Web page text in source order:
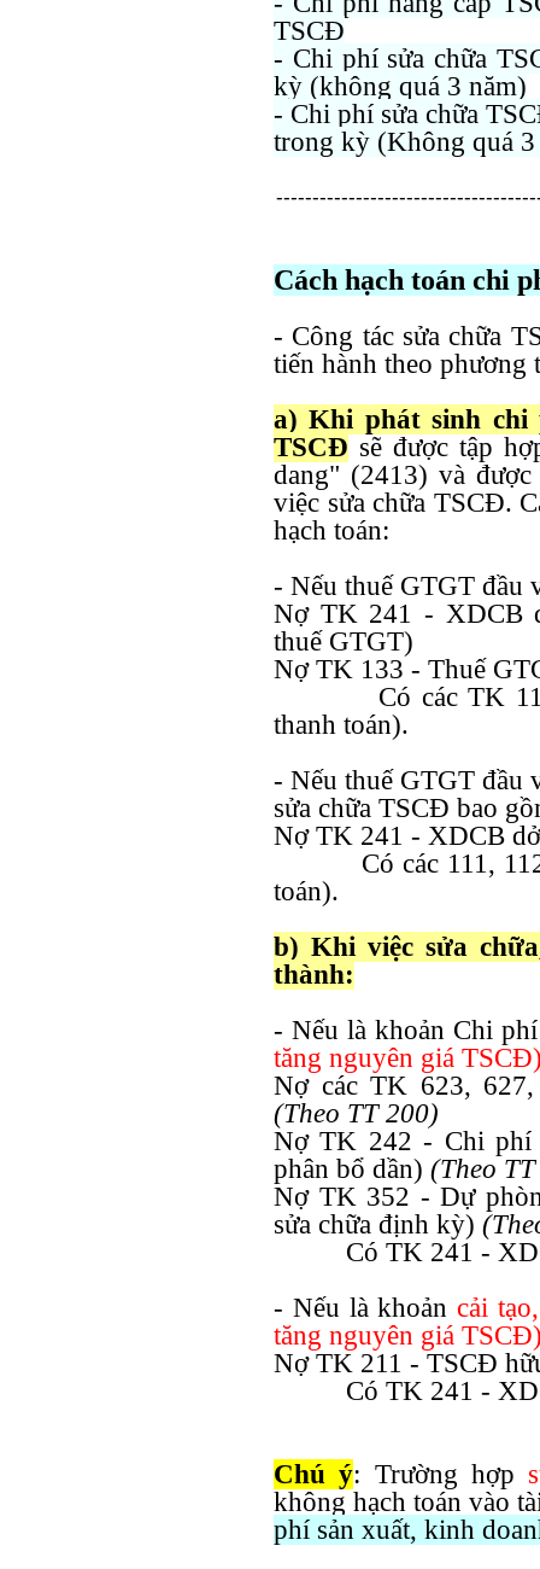
TSCĐ
- Chi phí sửa chữa
kỳ (không quá 3 năm)
- Chi phí sửa chữa
trong kỳ (Không quá 3
Cách hạch toán chi
- Công tác sửa chữa
tiến hành theo phương
a) Khi phát sinh chi
TSCĐ sẽ được tập
dang" (2413) và
việc sửa chữa TSCĐ.
hạch toán:
- Nếu thuế GTGT đầu
Nợ TK 241 - XDCB
thuế GTGT)
Nợ TK 133 - Thuế
Có các TK
thanh toán).
- Nếu thuế GTGT đầu
sửa chữa TSCĐ bao
Nợ TK 241 - XDCB
Có các 111,
toán).
b) Khi việc sửa
thành:
- Nếu là khoản Chi
tăng nguyên giá
Nợ các TK 623,
(Theo TT 200)
Nợ TK 242 - Chi phí
phân bổ dần) (Theo
Nợ TK 352 - Dự
sửa chữa định kỳ)
Có TK 241 -
- Nếu là khoản cải
tăng nguyên giá
Nợ TK 211 - TSCĐ
Có TK 241 -
Chú ý: Trường hợp
không hạch toán vào
phí sản xuất, kinh